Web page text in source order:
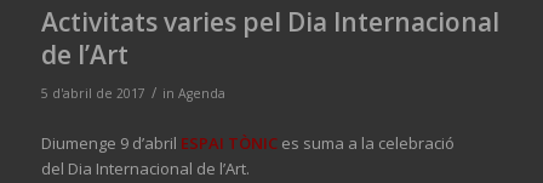
Activitats varies pel Dia Internacional
de l’Art
5 d'abril de 2017 / in Agenda
Diumenge 9 d’abril ESPAI TÒNICes suma a la celebració
del Dia Internacional de l’Art.